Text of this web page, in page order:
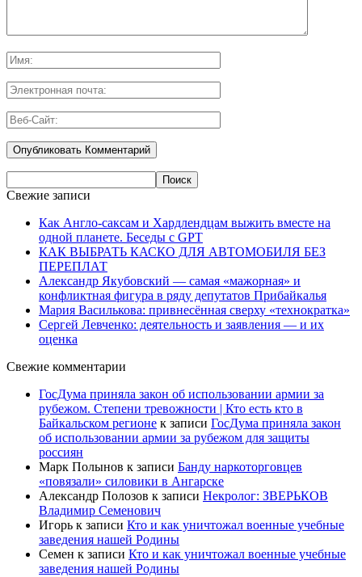
Свежие записи
Как Англо-саксам и Хардлендцам выжить вместе на
одной планете. Беседы с GPT
КАК ВЫБРАТЬ КАСКО ДЛЯ АВТОМОБИЛЯ БЕЗ
ПЕРЕПЛАТ
Александр Якубовский — самая «мажорная» и
конфликтная фигура в ряду депутатов Прибайкалья
Мария Василькова: привнесённая сверху «технократка»
Сергей Левченко: деятельность и заявления — и их
оценка
Свежие комментарии
ГосДума приняла закон об использовании армии за
рубежом. Степени тревожности | Кто есть кто в
Байкальском регионе к записи ГосДума приняла закон
об использовании армии за рубежом для защиты
россиян
Марк Полынов к записи Банду наркоторговцев
«повязали» силовики в Ангарске
Александр Полозов к записи Некролог: ЗВЕРЬКОВ
Владимир Семенович
Игорь к записи Кто и как уничтожал военные учебные
заведения нашей Родины
Семен к записи Кто и как уничтожал военные учебные
заведения нашей Родины